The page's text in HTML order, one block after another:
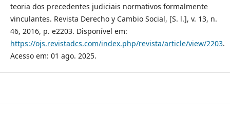
teoria dos precedentes judiciais normativos formalmente
vinculantes. Revista Derecho y Cambio Social, [S. l.], v. 13, n.
46, 2016, p. e2203. Disponível em:
https://ojs.revistadcs.com/index.php/revista/article/view/2203.
Acesso em: 01 ago. 2025.